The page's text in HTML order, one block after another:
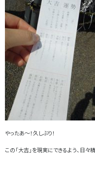
やったあ～！久しぶり！
この「大吉」を現実にできるよう、日